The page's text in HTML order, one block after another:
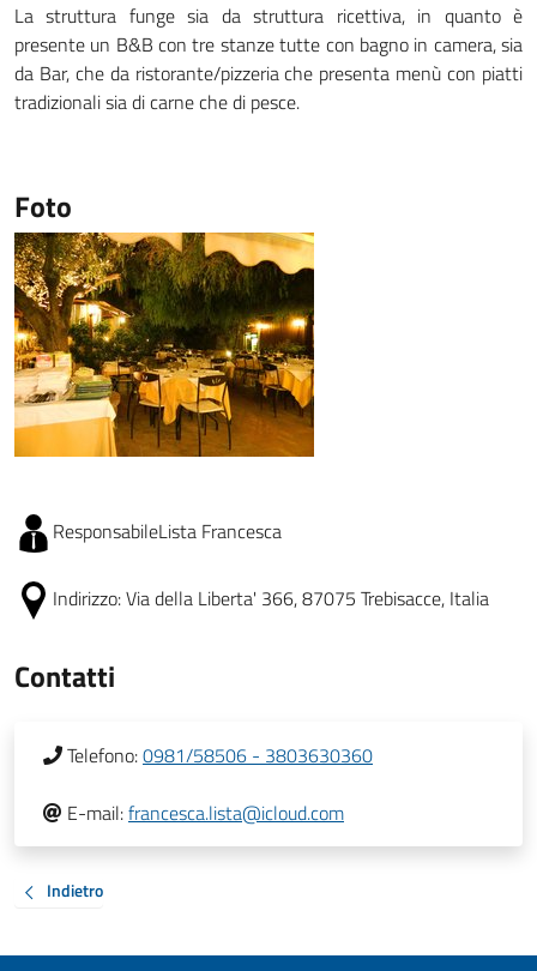
La struttura funge sia da struttura ricettiva, in quanto è
presente un B&B con tre stanze tutte con bagno in camera, sia
da Bar, che da ristorante/pizzeria che presenta menù con piatti
tradizionali sia di carne che di pesce.
Foto
ResponsabileLista Francesca
Indirizzo:Via della Liberta' 366, 87075 Trebisacce, Italia
Contatti
Telefono:0981/58506 - 3803630360
E-mail:francesca.lista@icloud.com
Indietro